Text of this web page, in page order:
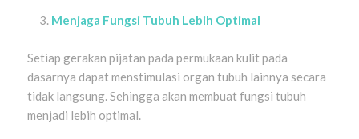
Menjaga Fungsi Tubuh Lebih Optimal
Setiap gerakan pijatan pada permukaan kulit pada
dasarnya dapat menstimulasi organ tubuh lainnya secara
tidak langsung. Sehingga akan membuat fungsi tubuh
menjadi lebih optimal.